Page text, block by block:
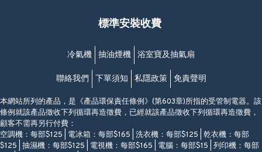
香港香港仔成都道20-28號
(黃竹坑地鐵站轉4M專線小巴)
標準安裝收費
冷氣機 抽油煙機 浴室寶及抽氣扇
聯絡我們 下單須知 私隱政策 免責聲明
本網站所列的產品，是《產品環保責任條例》(第603章)所指的受管制電器。該
條例就該產品徵收下列循環再造徵費，已經就該產品徵收下列循環再造徵費，
顧客不需再另行付費：
空調機：每部$125 | 電冰箱：每部$165 | 洗衣機：每部$125 | 乾衣機：每部
$125 | 抽濕機：每部$125 | 電視機：每部$165 | 電腦：每部$15 | 列印機：每部